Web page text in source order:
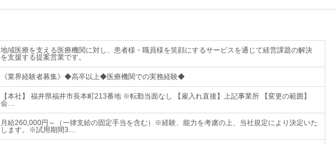
地域医療を支える医療機関に対し、患者様・職員様を笑顔にするサービスを通じて経営課題の解決
を支援する提案営業です。
《業界経験者募集》◆高卒以上◆医療機関での実務経験◆
【本社】 福井県福井市長本町213番地 ※転勤当面なし 【雇入れ直後】上記事業所 【変更の範囲】
会…
月給260,000円～（一律支給の固定手当を含む）※経験、能力を考慮の上、当社規定により決定いた
します。※試用期間3…